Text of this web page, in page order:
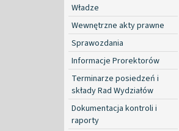
Władze
Wewnętrzne akty prawne
Sprawozdania
Informacje Prorektorów
Terminarze posiedzeń i
składy Rad Wydziałów
Dokumentacja kontroli i
raporty